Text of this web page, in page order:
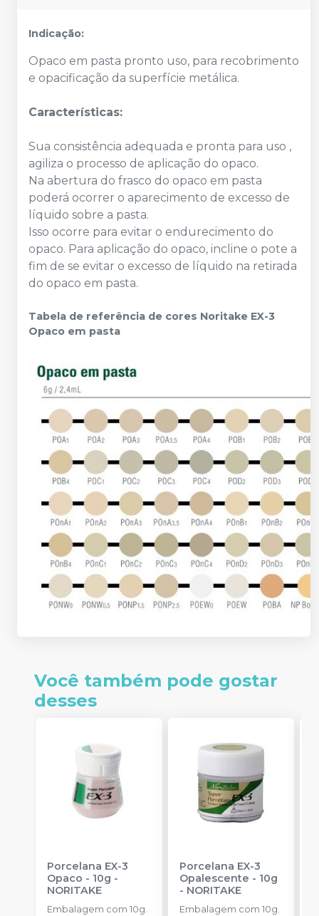
Indicação:
Opaco em pasta pronto uso, para recobrimento
e opacificação da superfície metálica.
Características:
Sua consistência adequada e pronta para uso ,
agiliza o processo de aplicação do opaco.
Na abertura do frasco do opaco em pasta
poderá ocorrer o aparecimento de excesso de
líquido sobre a pasta.
Isso ocorre para evitar o endurecimento do
opaco. Para aplicação do opaco, incline o pote a
fim de se evitar o excesso de líquido na retirada
do opaco em pasta.
Tabela de referência de cores Noritake EX-3
Opaco em pasta
Você também pode gostar
desses
Porcelana EX-3
Opaco - 10g -
NORITAKE
Embalagem com 10g.
Porcelana EX-3
Opalescente - 10g
- NORITAKE
Embalagem com 10g.